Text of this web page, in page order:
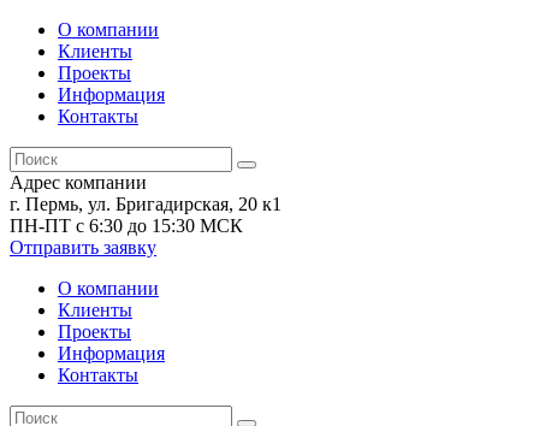
О компании
Клиенты
Проекты
Информация
Контакты
Адрес компании
г. Пермь, ул. Бригадирская, 20 к1
ПН-ПТ с 6:30 до 15:30 МСК
Отправить заявку
О компании
Клиенты
Проекты
Информация
Контакты